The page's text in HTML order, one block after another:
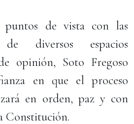
de vista con las
de diversos espacios
opinión, Soto Fregoso
en que el proceso
en orden, paz y con
Constitución.